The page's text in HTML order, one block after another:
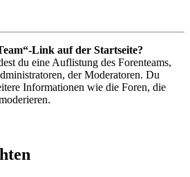
Link auf der Startseite?
du eine Auflistung des Forenteams,
der Moderatoren. Du
Informationen wie die Foren, die